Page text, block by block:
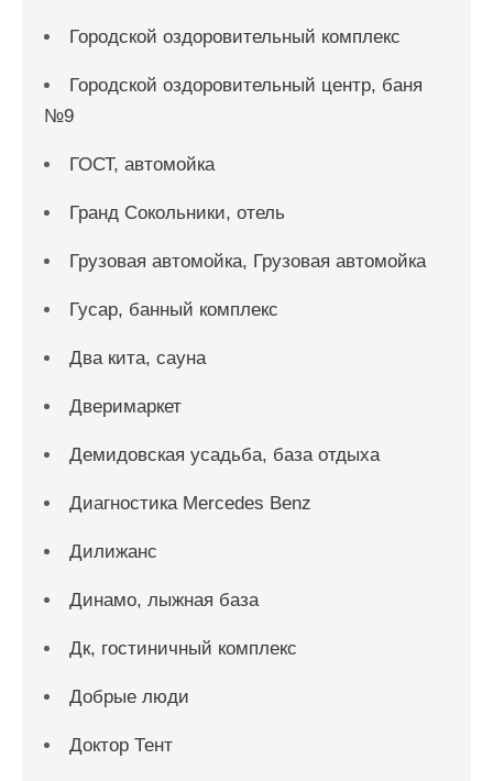
Городской оздоровительный комплекс
Городской оздоровительный центр, баня
№9
ГОСТ, автомойка
Гранд Сокольники, отель
Грузовая автомойка, Грузовая автомойка
Гусар, банный комплекс
Два кита, сауна
Дверимаркет
Демидовская усадьба, база отдыха
Диагностика Mercedes Benz
Дилижанс
Динамо, лыжная база
Дк, гостиничный комплекс
Добрые люди
Доктор Тент